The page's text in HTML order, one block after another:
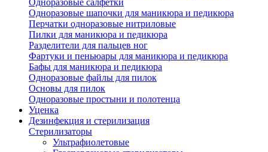
Одноразовые салфетки
Одноразовые шапочки для маникюра и педикюра
Перчатки одноразовые нитриловые
Пилки для маникюра и педикюра
Разделители для пальцев ног
Фартуки и пеньюары для маникюра и педикюра
Бафы для маникюра и педикюра
Одноразовые файлы для пилок
Основы для пилок
Одноразовые простыни и полотенца
Уценка
Дезинфекция и стерилизация
Стерилизаторы
Ультрафиолетовые